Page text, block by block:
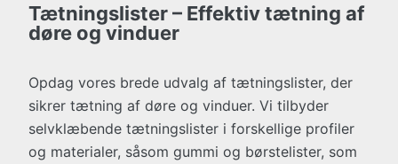
Tætningslister – Effektiv tætning af
døre og vinduer
Opdag vores brede udvalg af tætningslister, der
sikrer tætning af døre og vinduer. Vi tilbyder
selvklæbende tætningslister i forskellige profiler
og materialer, såsom gummi og børstelister, som